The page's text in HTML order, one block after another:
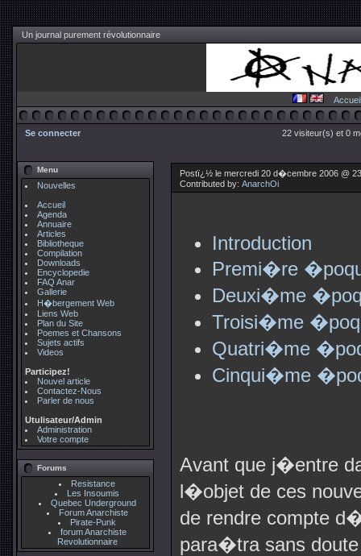
Un journal purement révolutionnaire
Accueil
Se connecter 22 visiteur(s) et 0
Menu
Nouvelles
Accueil
Agenda
Annuaire
Articles
Bibliotheque
Compilation
Downloads
Encyclopedie
FAQ Anar
Gallerie
H�bergement Web
Liens Web
Plan du Site
Poemes et Chansons
Sujets actifs
Videos
Participez!
Nouvel article
Contactez-Nous
Parler de nous
Utulisateur/Admin
Administration
Votre compte
Forums
Resistance
Les Insoumis
Quebec Underground
Forum Anarchiste
Pirate-Punk
forum Anarchiste
Revolutionnaire
Postï¿½ le mercredi 20 d�cembre 2006 @
Contributed by: AnarchOi
Introduction
Premi�re
Deuxi�me
Troisi�me
Quatri�me
Cinqui�me
Avant que j�entre
l�objet de ces
de rendre compte
para�tra sans